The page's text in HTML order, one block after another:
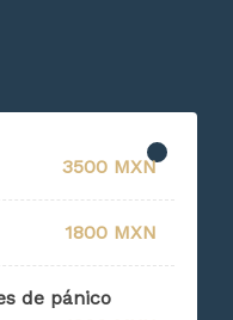
3500 MXN
1800 MXN
de pánico